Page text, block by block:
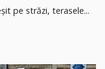
pe străzi, terasele...